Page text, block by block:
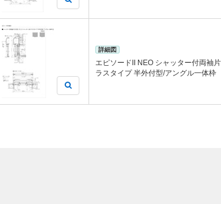
詳細図
エピソードII NEO シャッター付両袖
ラスタイプ 半外付型/アングル一体枠